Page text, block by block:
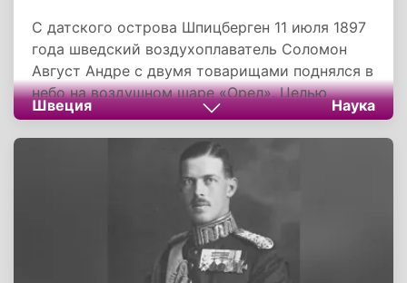
С датского острова Шпицберген 11 июля 1897
года шведский воздухоплаватель Соломон
Август Андре с двумя товарищами поднялся в
небо на воздушном шаре «Орел». Целью
полета являлось исследование Арктики.
Аэростат, объемом 4 531 кубических метров
был оснащен парусом. Для управления
летательным аппаратом использовалась
сложная система тросов.
Швеция Наука